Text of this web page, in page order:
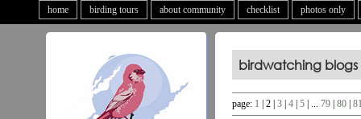
home birding tours about community checklist photos only
birdwatching blogs
page: 1 | 2 | 3 4 5 | ... 79 80